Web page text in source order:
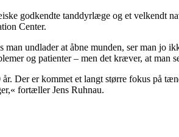
godkendte tanddyrlæge og et velkendt
Center.
undlader at åbne munden, ser man
og patienter – men det kræver, at man
Der er kommet et langt større fokus på
fortæller Jens Ruhnau.